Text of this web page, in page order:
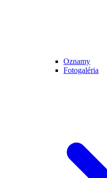
Oznamy
Fotogaléria